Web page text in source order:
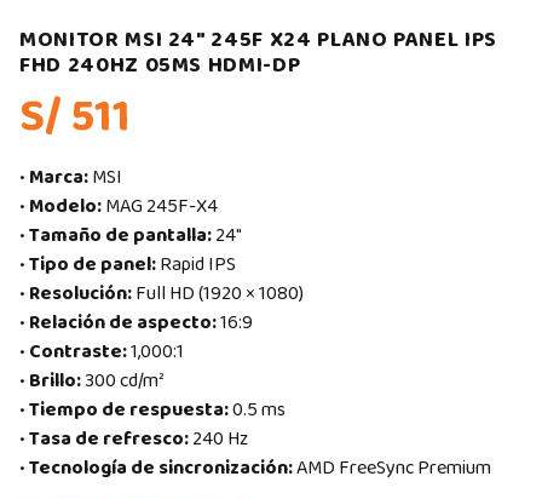
MONITOR MSI 24″ 245F X24 PLANO PANEL IPS
FHD 240HZ 05MS HDMI-DP
S/ 511
• Marca:MSI
• Modelo:MAG 245F-X4
•Tamaño de pantalla:24″
•Tipo de panel:Rapid IPS
• Resolución:Full HD (1920 × 1080)
• Relación de aspecto:16:9
• Contraste:1,000:1
• Brillo:300 cd/m²
•Tiempo de respuesta:0.5 ms
•Tasa de refresco:240 Hz
•Tecnología de sincronización:AMD FreeSync Premium